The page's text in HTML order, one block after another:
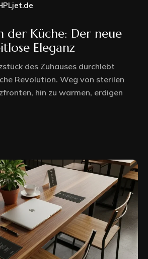
der Küche: Der neue
Eleganz
des Zuhauses durchlebt
Revolution. Weg von sterilen
hin zu warmen, erdigen